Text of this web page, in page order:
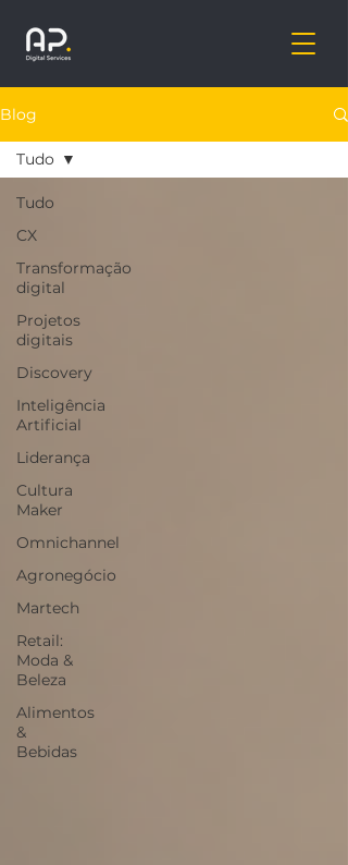
Blog
Tudo
CX
Transformação
digital
Projetos
digitais
Discovery
Inteligência
Artificial
Liderança
Cultura
Maker
Omnichannel
Agronegócio
Martech
Retail:
Moda &
Beleza
Alimentos
&
Bebidas
Tudo